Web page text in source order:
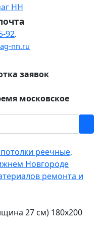
92.
nn.ru
заявок
московское
реечные,
Новгороде
ремонта и
27 см) 180х200